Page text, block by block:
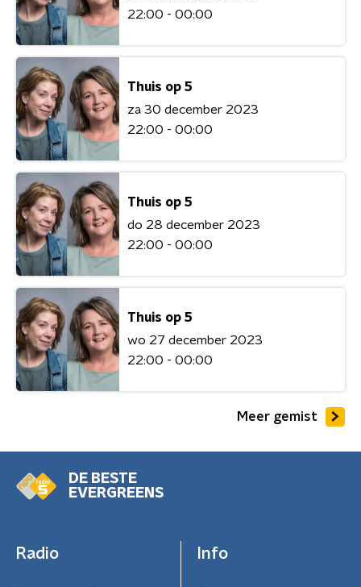
22:00 - 00:00
Thuis op 5
za 30 december 2023
22:00 - 00:00
Thuis op 5
do 28 december 2023
22:00 - 00:00
Thuis op 5
wo 27 december 2023
22:00 - 00:00
Meer gemist
DE BESTE
EVERGREENS
Radio Info